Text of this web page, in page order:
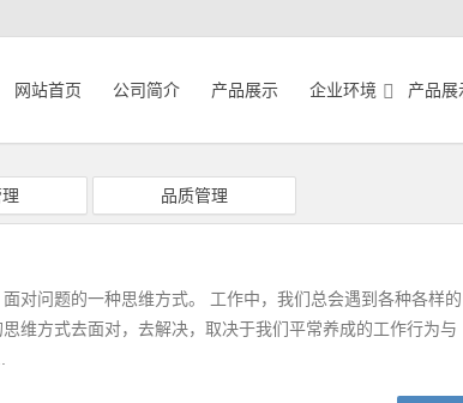
网站首页 公司简介 产品展示 企业环境 产品展
品质管理
对问题的一种思维方式。 工作中，我们总会遇到各种各样的
维方式去面对，去解决，取决于我们平常养成的工作行为与